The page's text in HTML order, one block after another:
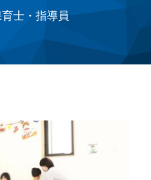
士・指導員